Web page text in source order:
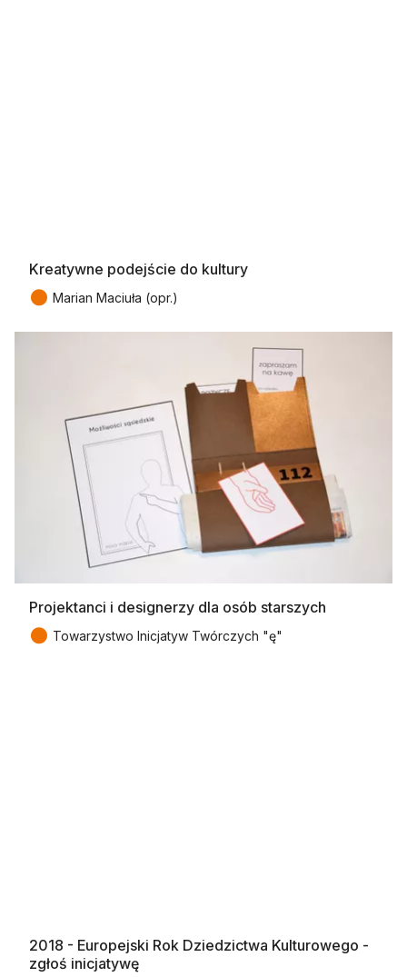
Kreatywne podejście do kultury
● Marian Maciuła (opr.)
Projektanci i designerzy dla osób starszych
● Towarzystwo Inicjatyw Twórczych "ę"
2018 - Europejski Rok Dziedzictwa Kulturowego -
zgłoś inicjatywę